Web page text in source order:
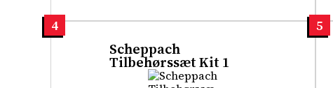
4
Scheppach
Tilbehørssæt Kit 1
5